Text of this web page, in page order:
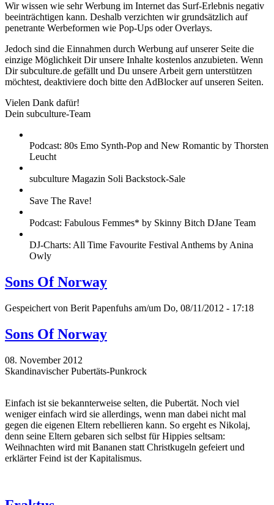
Wir wissen wie sehr Werbung im Internet das Surf-Erlebnis negativ
beeinträchtigen kann. Deshalb verzichten wir grundsätzlich auf
penetrante Werbeformen wie Pop-Ups oder Overlays.
Jedoch sind die Einnahmen durch Werbung auf unserer Seite die
einzige Möglichkeit Dir unsere Inhalte kostenlos anzubieten. Wenn
Dir subculture.de gefällt und Du unsere Arbeit gern unterstützen
möchtest, deaktiviere doch bitte den AdBlocker auf unseren Seiten.
Vielen Dank dafür!
Dein subculture-Team
Podcast: 80s Emo Synth-Pop and New Romantic by Thorsten
Leucht
subculture Magazin Soli Backstock-Sale
Save The Rave!
Podcast: Fabulous Femmes* by Skinny Bitch DJane Team
DJ-Charts: All Time Favourite Festival Anthems by Anina
Owly
Sons Of Norway
Gespeichert von Berit Papenfuhs am/um Do, 08/11/2012 - 17:18
Sons Of Norway
08. November 2012
Skandinavischer Pubertäts-Punkrock
Einfach ist sie bekannterweise selten, die Pubertät. Noch viel
weniger einfach wird sie allerdings, wenn man dabei nicht mal
gegen die eigenen Eltern rebellieren kann. So ergeht es Nikolaj,
denn seine Eltern gebaren sich selbst für Hippies seltsam:
Weihnachten wird mit Bananen statt Christkugeln gefeiert und
erklärter Feind ist der Kapitalismus.